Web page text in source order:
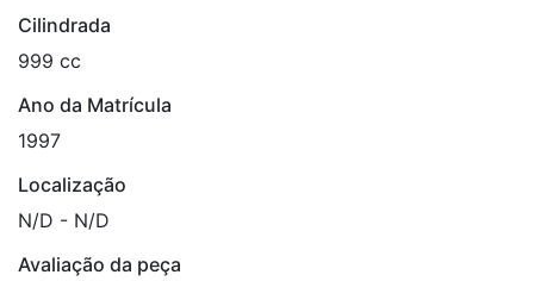
Cilindrada
999 cc
Ano da Matrícula
1997
Localização
N/D - N/D
Avaliação da peça